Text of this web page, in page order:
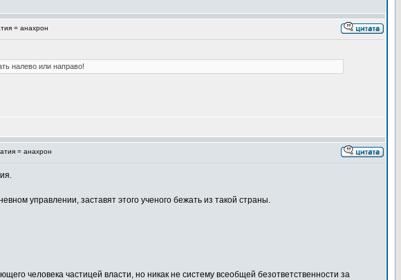
= анахрон
налево или направо!
= анахрон
управлении, заставят этого ученого бежать из такой страны.
человека частицей власти, но никак не систему всеобщей безответственности за